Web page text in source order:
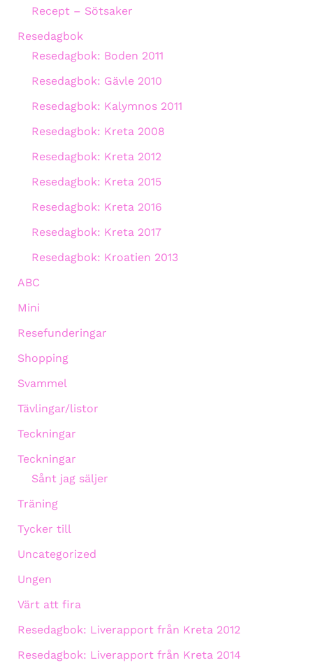
Recept – Sötsaker
Resedagbok
Resedagbok: Boden 2011
Resedagbok: Gävle 2010
Resedagbok: Kalymnos 2011
Resedagbok: Kreta 2008
Resedagbok: Kreta 2012
Resedagbok: Kreta 2015
Resedagbok: Kreta 2016
Resedagbok: Kreta 2017
Resedagbok: Kroatien 2013
ABC
Mini
Resefunderingar
Shopping
Svammel
Tävlingar/listor
Teckningar
Teckningar
Sånt jag säljer
Träning
Tycker till
Uncategorized
Ungen
Värt att fira
Resedagbok: Liverapport från Kreta 2012
Resedagbok: Liverapport från Kreta 2014